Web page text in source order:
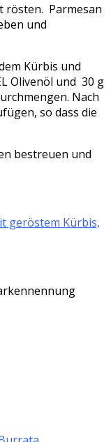
rösten. Parmesan
und
Kürbis und
Olivenöl und 30 g
Nach
so dass die
bestreuen und
geröstem Kürbis,